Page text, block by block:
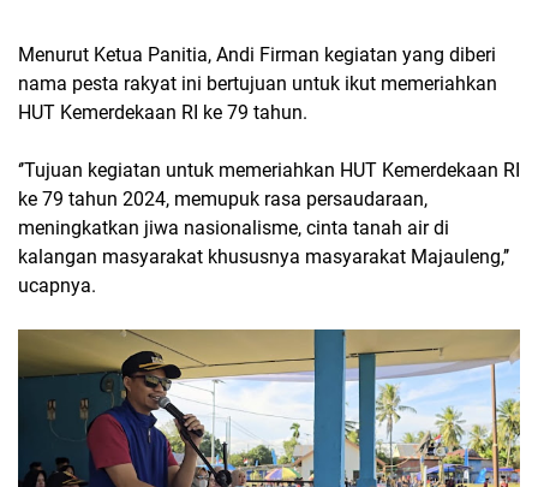
Menurut Ketua Panitia, Andi Firman kegiatan yang diberi
nama pesta rakyat ini bertujuan untuk ikut memeriahkan
HUT Kemerdekaan RI ke 79 tahun.
‘’Tujuan kegiatan untuk memeriahkan HUT Kemerdekaan RI
ke 79 tahun 2024, memupuk rasa persaudaraan,
meningkatkan jiwa nasionalisme, cinta tanah air di
kalangan masyarakat khususnya masyarakat Majauleng,’’
ucapnya.